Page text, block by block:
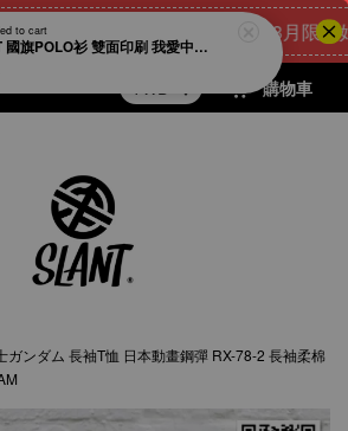
23 天 [8月限量好
購物車
ガンダム 長袖T恤 日本動畫鋼彈 RX-78-2 長袖柔棉